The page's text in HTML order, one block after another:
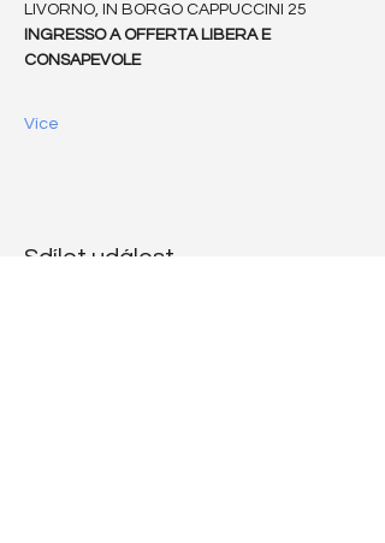
LIVORNO, IN BORGO CAPPUCCINI 25
INGRESSO A OFFERTA LIBERA E
CONSAPEVOLE
Více
Sdílet událost